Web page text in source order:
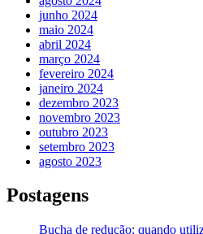
junho 2024
maio 2024
abril 2024
março 2024
fevereiro 2024
janeiro 2024
dezembro 2023
novembro 2023
outubro 2023
setembro 2023
agosto 2023
Postagens
Bucha de redução: quando